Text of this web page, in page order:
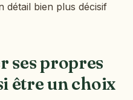
détail bien plus décisif
ses propres
être un choix